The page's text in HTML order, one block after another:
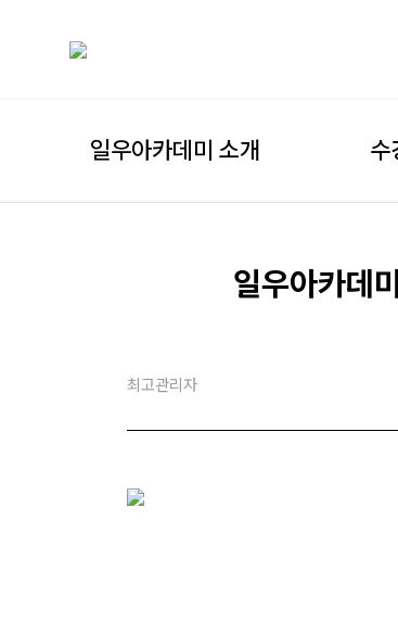
일우아카데미 소개 수
일우아카데
최고관리자